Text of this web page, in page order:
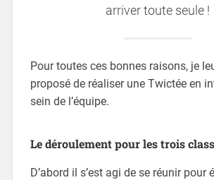
arriver toute seule !
Pour toutes ces bonnes raisons, je
proposé de réaliser une Twictée en
sein de l’équipe.
Le déroulement pour les trois
D’abord il s’est agi de se réunir pour